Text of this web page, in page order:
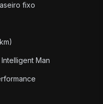
fixo
Man